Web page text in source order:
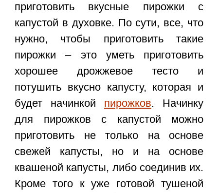
приготовить вкусные пирожки с
капустой в духовке. По сути, все, что
нужно, чтобы приготовить такие
пирожки – это уметь приготовить
хорошее дрожжевое тесто и
потушить вкусно капусту, которая и
будет начинкой пирожков. Начинку
для пирожков с капустой можно
приготовить не только на основе
свежей капусты, но и на основе
квашеной капусты, либо соединив их.
Кроме того к уже готовой тушеной